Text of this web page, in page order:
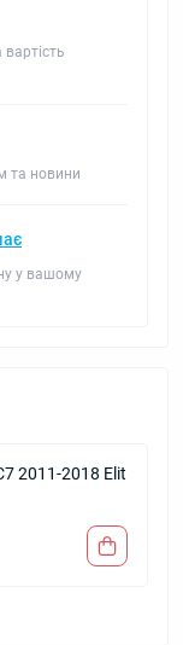
та новини
у вашому
382 мм правий
Q5 08-17, Q3 11-18,